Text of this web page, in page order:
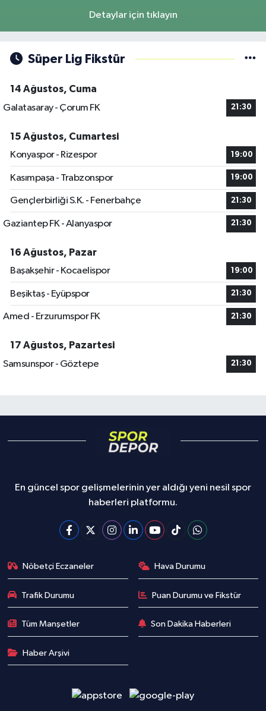
Detaylar için tıklayın
Süper Lig Fikstür
14 Ağustos, Cuma
Galatasaray - Çorum FK
21:30
15 Ağustos, Cumartesi
Konyaspor - Rizespor
19:00
Kasımpaşa - Trabzonspor 19:00
Gençlerbirliği S.K. - Fenerbahçe 21:30
Gaziantep FK - Alanyaspor 21:30
16 Ağustos, Pazar
Başakşehir - Kocaelispor
19:00
Beşiktaş - Eyüpspor 21:30
Amed - Erzurumspor FK 21:30
17 Ağustos, Pazartesi
Samsunspor - Göztepe
21:30
En güncel spor gelişmelerinin yer aldığı yeni nesil spor
haberleri platformu.
Nöbetçi Eczaneler Hava Durumu
Trafik Durumu Puan Durumu ve Fikstür
Tüm Manşetler Son Dakika Haberleri
Haber Arşivi